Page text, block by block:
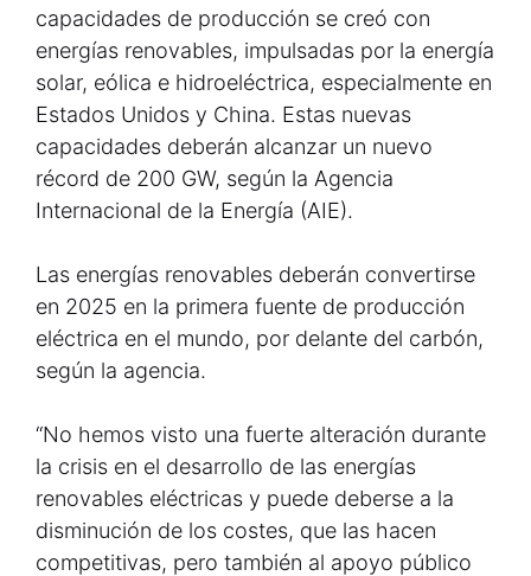
capacidades de producción se creó con
energías renovables, impulsadas por la energía
solar, eólica e hidroeléctrica, especialmente en
Estados Unidos y China. Estas nuevas
capacidades deberán alcanzar un nuevo
récord de 200 GW, según la Agencia
Internacional de la Energía (AIE).
Las energías renovables deberán convertirse
en 2025 en la primera fuente de producción
eléctrica en el mundo, por delante del carbón,
según la agencia.
“No hemos visto una fuerte alteración durante
la crisis en el desarrollo de las energías
renovables eléctricas y puede deberse a la
disminución de los costes, que las hacen
competitivas, pero también al apoyo público